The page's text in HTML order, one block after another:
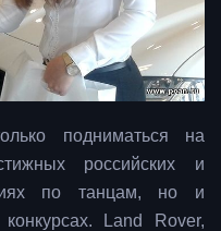
подниматься на
российских и
по танцам, но и
Land Rover,